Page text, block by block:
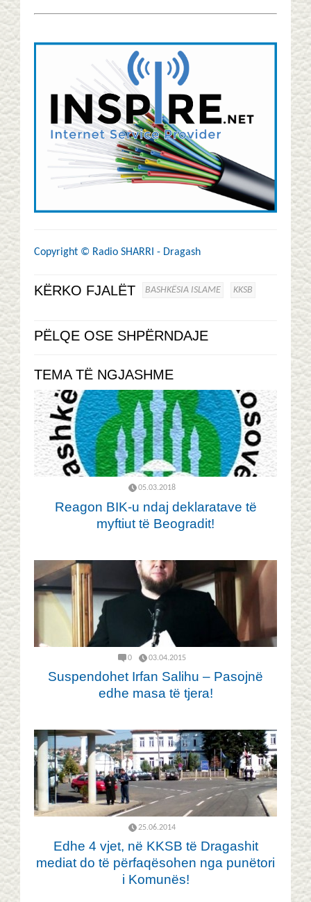
Copyright © Radio SHARRI - Dragash
KËRKO FJALËT BASHKËSIA ISLAME KKSB
PËLQE OSE SHPËRNDAJE
TEMA TË NGJASHME
05.03.2018
Reagon BIK-u ndaj deklaratave të
myftiut të Beogradit!
0 03.04.2015
Suspendohet Irfan Salihu – Pasojnë
edhe masa të tjera!
25.06.2014
Edhe 4 vjet, në KKSB të Dragashit
mediat do të përfaqësohen nga punëtori
i Komunës!